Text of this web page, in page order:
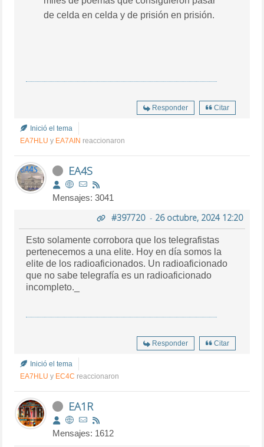
de celda en celda y de prisión en prisión.
Responder Citar
Inició el tema
EA7HLU y EA7AIN reaccionaron
EA4S
Mensajes: 3041
#397720- 26 octubre, 2024 12:20
Esto solamente corrobora que los telegrafistas
pertenecemos a una elite. Hoy en día somos la
elite de los radioaficionados. Un radioaficionado
que no sabe telegrafía es un radioaficionado
incompleto._
Responder Citar
Inició el tema
EA7HLU y EC4C reaccionaron
EA1R
Mensajes: 1612